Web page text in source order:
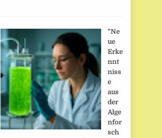
"Ne
ue
Erke
nnt
niss
e
aus
der
Alge
nfor
sch